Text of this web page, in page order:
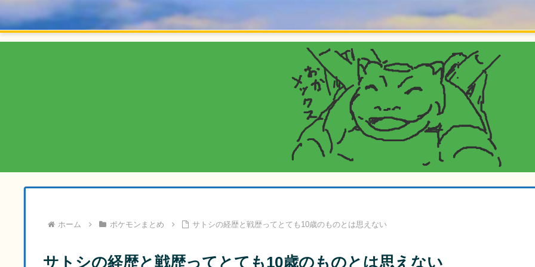
ホーム ポケモンまとめ サトシの経歴と戦歴ってとても10歳のものとは思えない
サトシの経歴と戦歴ってとても10歳のものとは思えない